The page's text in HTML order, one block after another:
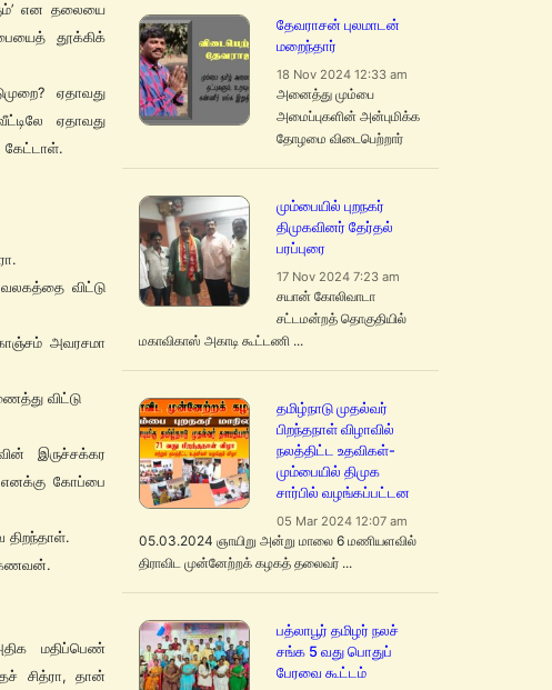
என தலையை
தூக்கிக்
ஏதாவது
ஏதாவது
கேட்டாள்.
விட்டு
அவரசமா
விட்டு
இருச்சக்கர
எனக்கு கோப்பை
கணவன்.
மதிப்பெண்
சித்ரா, தான்
தேவராசன் புலமாடன்
மறைந்தார்
18 Nov 2024 12:33 am
அனைத்து மும்பை
அமைப்புகளின் அன்புமிக்க
தோழமை விடைபெற்றார்
மும்பையில் புறநகர்
திமுகவினர் தேர்தல்
பரப்புரை
17 Nov 2024 7:23 am
சயான் கோலிவாடா
சட்டமன்றத் தொகுதியில்
மகாவிகாஸ் அகாடி கூட்டணி ...
தமிழ்நாடு முதல்வர்
பிறந்தநாள் விழாவில்
நலத்திட்ட உதவிகள்-
மும்பையில் திமுக
சார்பில் வழங்கப்பட்டன
05 Mar 2024 12:07 am
05.03.2024 ஞாயிறு அன்று மாலை 6 மணியளவில்
திராவிட முன்னேற்றக் கழகத் தலைவர் ...
பத்லாபூர் தமிழர் நலச்
சங்க 5 வது பொதுப்
பேரவை கூட்டம்